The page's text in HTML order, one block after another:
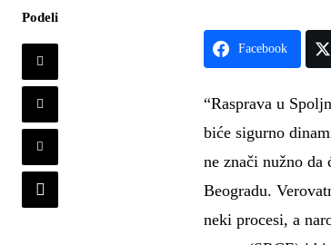
Podeli
Facebook
“Rasprava u
biće sigurno
ne znači nužno
Beogradu.
neki procesi, a